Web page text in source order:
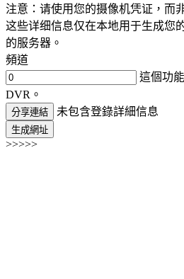
注意：请使用您的摄像机凭证，而
这些详细信息仅在本地用于生成您
的服务器。
頻道
這個功
DVR。
分享連結 未包含登錄詳細信息
生成網址
>>>>>